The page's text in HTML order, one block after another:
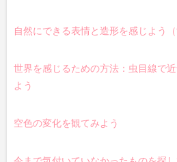
自然にできる表情と造形を感じよう
世界を感じるための方法：虫目線で
よう
空色の変化を観てみよう